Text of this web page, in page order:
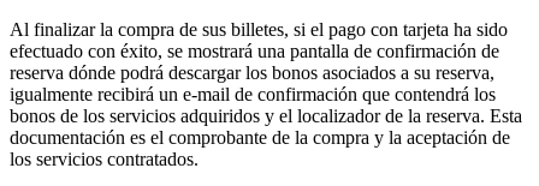
Al finalizar la compra de sus billetes, si el pago con tarjeta ha sido
efectuado con éxito, se mostrará una pantalla de confirmación de
reserva dónde podrá descargar los bonos asociados a su reserva,
igualmente recibirá un e-mail de confirmación que contendrá los
bonos de los servicios adquiridos y el localizador de la reserva. Esta
documentación es el comprobante de la compra y la aceptación de
los servicios contratados.